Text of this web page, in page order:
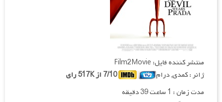
منتشر کننده فایل: Film2Movie
ژانر : کمدی, درام
7/10 از 517K رای
مدت زمان : 1 ساعت 39 دقیقه